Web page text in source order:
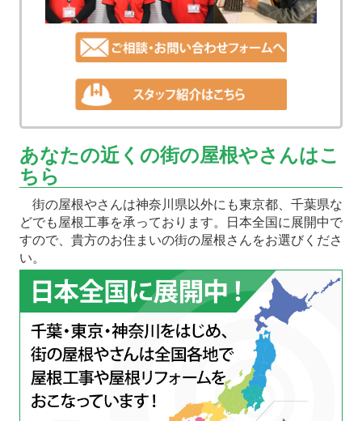
あなたの近くの街の屋根やさんはこ
ちら
街の屋根やさんは神奈川県以外にも東京都、千葉県な
どでも屋根工事を承っております。日本全国に展開中で
すので、貴方のお住まいの街の屋根さんをお選びくださ
い。